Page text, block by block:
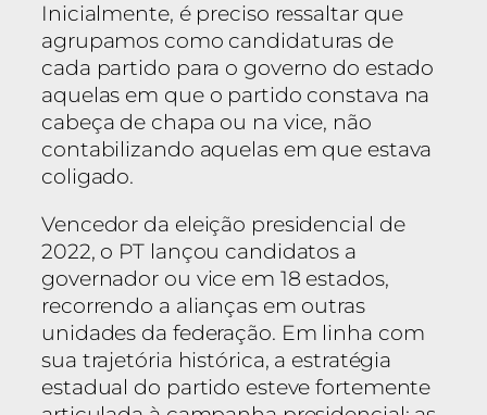
Inicialmente, é preciso ressaltar que
agrupamos como candidaturas de
cada partido para o governo do estado
aquelas em que o partido constava na
cabeça de chapa ou na vice, não
contabilizando aquelas em que estava
coligado.
Vencedor da eleição presidencial de
2022, o PT lançou candidatos a
governador ou vice em 18 estados,
recorrendo a alianças em outras
unidades da federação. Em linha com
sua trajetória histórica, a estratégia
estadual do partido esteve fortemente